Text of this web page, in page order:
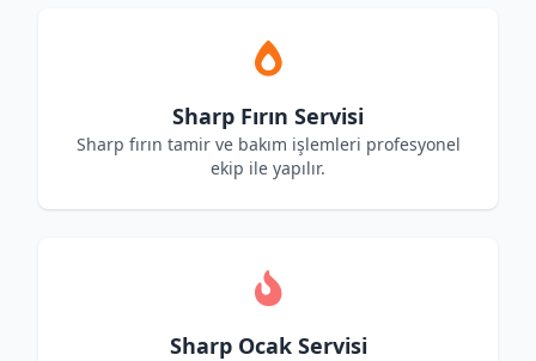
Sharp Fırın Servisi
Sharp fırın tamir ve bakım işlemleri profesyonel
ekip ile yapılır.
Sharp Ocak Servisi